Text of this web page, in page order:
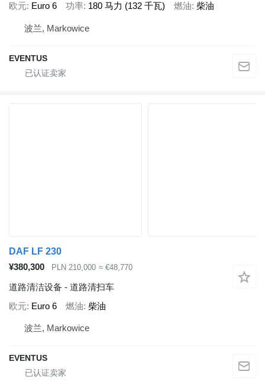
欧元 Euro 6 功率 180 马力 (132 千瓦) 燃油 柴油
波兰, Markowice
EVENTUS
DAF LF 230
¥380,300
PLN 210,000 ≈ €48,770
道路清洁设备 - 道路清扫车
欧元 Euro 6 燃油 柴油
波兰, Markowice
EVENTUS